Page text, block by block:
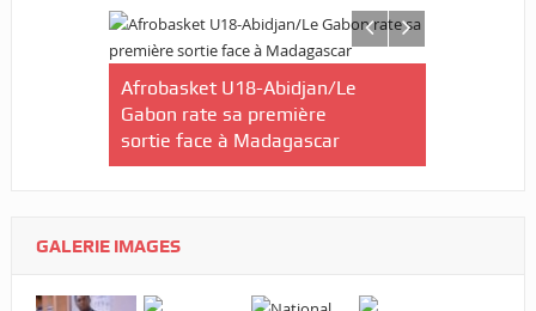
Afrobasket U18-Abidjan/Le
Gabon rate sa première
sortie face à Madagascar
GALERIE IMAGES